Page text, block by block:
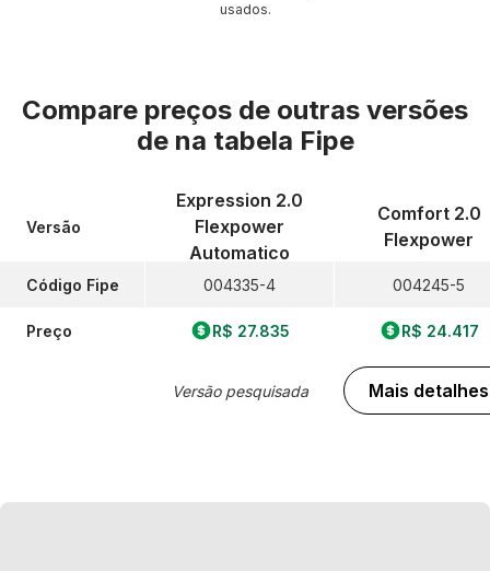
usados.
Compare preços de outras versões
de na tabela Fipe
Versão
Código Fipe
Preço
Expression 2.0
Flexpower
Automatico
004335-4
R$ 27.835
Versão pesquisada
Comfort 2.0
Flexpower
004245-5
R$ 24.417
Mais detalhes